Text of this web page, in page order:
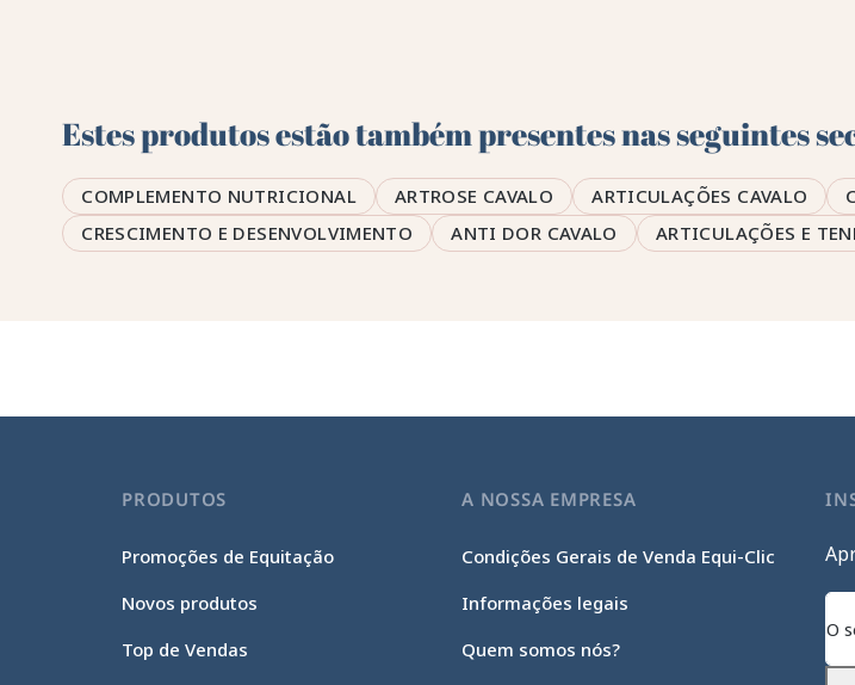
Estes produtos estão também presentes nas seguintes
COMPLEMENTO NUTRICIONAL ARTROSE CAVALO ARTICULAÇÕES CAVALO
CRESCIMENTO E DESENVOLVIMENTO
ANTI DOR CAVALO ARTICULAÇÕES E
PRODUTOS
Promoções de Equitação
Novos produtos
Top de Vendas
A NOSSA EMPRESA
Condições Gerais de Venda Equi-Clic
Informações legais
Quem somos nós?